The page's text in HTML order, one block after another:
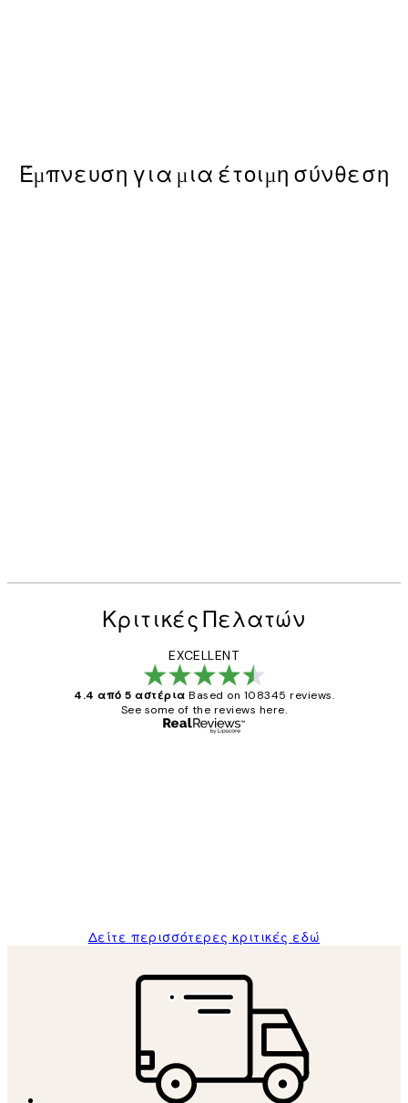
Έμπνευση για μια έτοιμη σύνθεση
Κριτικές Πελατών
EXCELLENT
4.4 από 5 αστέρια Based on 108345 reviews.
See some of the reviews here.
Δείτε περισσότερες κριτικές εδώ